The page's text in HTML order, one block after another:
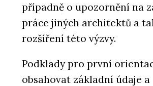
případně o upozornění na
práce jiných architektů a
rozšíření této výzvy.
Podklady pro první
obsahovat základní údaje a